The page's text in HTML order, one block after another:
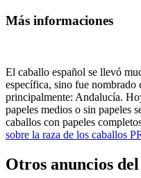
Más informaciones
El caballo español se llevó
específica, sino fue
principalmente: Andalucía.
papeles medios o sin papeles
caballos con papeles
sobre la raza de los caballos
Otros anuncios